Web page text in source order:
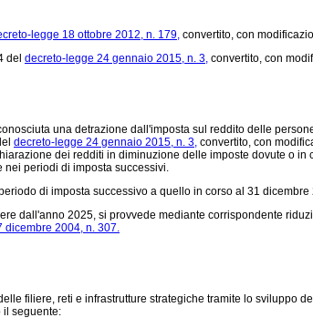
legge 18 ottobre 2012, n. 179, convertito, con
del decreto-legge 24 gennaio 2015, n. 3, convertito, con
una detrazione dall'imposta sul reddito delle
decreto-legge 24 gennaio 2015, n. 3, convertito, con
dei redditi in diminuzione delle imposte dovute o in
periodi di imposta successivi.
di imposta successivo a quello in corso al 31 dicembre
dall'anno 2025, si provvede mediante corrispondente
dicembre 2004, n. 307.
filiere, reti e infrastrutture strategiche tramite lo sviluppo
il seguente: